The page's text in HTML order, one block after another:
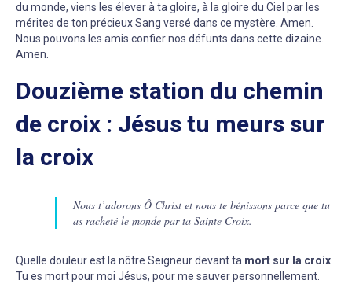
du monde, viens les élever à ta gloire, à la gloire du Ciel par les
mérites de ton précieux Sang versé dans ce mystère. Amen.
Nous pouvons les amis confier nos défunts dans cette dizaine.
Amen.
Douzième station du chemin
de croix : Jésus tu meurs sur
la croix
Nous t’adorons Ô Christ et nous te bénissons parce que tu
as racheté le monde par ta Sainte Croix.
Quelle douleur est la nôtre Seigneur devant ta mort sur la croix.
Tu es mort pour moi Jésus, pour me sauver personnellement.